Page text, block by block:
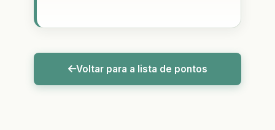
Voltar para a lista de pontos